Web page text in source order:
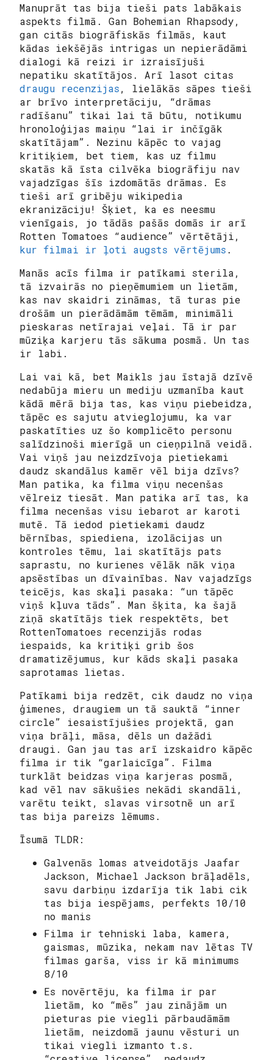
Manuprāt tas bija tieši pats labākais
aspekts filmā. Gan Bohemian Rhapsody,
gan citās biogrāfiskās filmās, kaut
kādas iekšējās intrigas un nepierādāmi
dialogi kā reizi ir izraisījuši
nepatiku skatītājos. Arī lasot citas
draugu recenzijas, lielākās sāpes tieši
ar brīvo interpretāciju, “drāmas
radīšanu” tikai lai tā būtu, notikumu
hronoloģijas maiņu “lai ir inčīgāk
skatītājam”. Nezinu kāpēc to vajag
kritiķiem, bet tiem, kas uz filmu
skatās kā īsta cilvēka biogrāfiju nav
vajadzīgas šīs izdomātās drāmas. Es
tieši arī gribēju wikipedia
ekranizāciju! Šķiet, ka es neesmu
vienīgais, jo tādās pašās domās ir arī
Rotten Tomatoes “audience” vērtētāji,
kur filmai ir ļoti augsts vērtējums .
Manās acīs filma ir patīkami sterila,
tā izvairās no pieņēmumiem un lietām,
kas nav skaidri zināmas, tā turas pie
drošām un pierādāmām tēmām, minimāli
pieskaras netīrajai veļai. Tā ir par
mūziķa karjeru tās sākuma posmā. Un tas
ir labi.
Lai vai kā, bet Maikls jau īstajā dzīvē
nedabūja mieru un mediju uzmanība kaut
kādā mērā bija tas, kas viņu piebeidza,
tāpēc es sajutu atvieglojumu, ka var
paskatīties uz šo komplicēto personu
salīdzinoši mierīgā un cieņpilnā veidā.
Vai viņš jau neizdzīvoja pietiekami
daudz skandālus kamēr vēl bija dzīvs?
Man patika, ka filma viņu necenšas
vēlreiz tiesāt. Man patika arī tas, ka
filma necenšas visu iebarot ar karoti
mutē. Tā iedod pietiekami daudz
bērnības, spiediena, izolācijas un
kontroles tēmu, lai skatītājs pats
saprastu, no kurienes vēlāk nāk viņa
apsēstības un dīvainības. Nav vajadzīgs
teicējs, kas skaļi pasaka: “un tāpēc
viņš kļuva tāds”. Man šķita, ka šajā
ziņā skatītājs tiek respektēts, bet
RottenTomatoes recenzijās rodas
iespaids, ka kritiķi grib šos
dramatizējumus, kur kāds skaļi pasaka
saprotamas lietas.
Patīkami bija redzēt, cik daudz no viņa
ģimenes, draugiem un tā sauktā “inner
circle” iesaistījušies projektā, gan
viņa brāļi, māsa, dēls un dažādi
draugi. Gan jau tas arī izskaidro kāpēc
filma ir tik “garlaicīga”. Filma
turklāt beidzas viņa karjeras posmā,
kad vēl nav sākušies nekādi skandāli,
varētu teikt, slavas virsotnē un arī
tas bija pareizs lēmums.
Īsumā TLDR:
Galvenās lomas atveidotājs Jaafar
Jackson, Michael Jackson brāļadēls,
savu darbiņu izdarīja tik labi cik
tas bija iespējams, perfekts 10/10
no manis
Filma ir tehniski laba, kamera,
gaismas, mūzika, nekam nav lētas TV
filmas garša, viss ir kā minimums
8/10
Es novērtēju, ka filma ir par
lietām, ko “mēs” jau zinājām un
pieturas pie viegli pārbaudāmām
lietām, neizdomā jaunu vēsturi un
tikai viegli izmanto t.s.